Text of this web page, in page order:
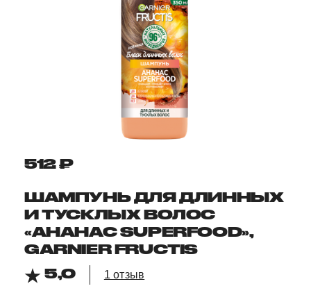
512 ₽
ШАМПУНЬ ДЛЯ ДЛИННЫХ
И ТУСКЛЫХ ВОЛОС
«АНАНАС SUPERFOOD»,
GARNIER FRUCTIS
5,0
1 отзыв